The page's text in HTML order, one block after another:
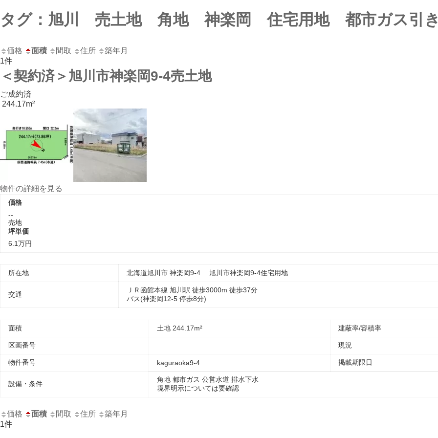
コ
ン
ツ
へ
ス
ッ
プ
ナ
ビ
シ
ョ
ン
移
動
タグ：旭川 売土地 角地 神楽岡 住宅用地 都市ガス引き
価格 面積 間取 住所
築年月
1件
＜契約済＞旭川市神楽岡9-4売土地
ご成約済
244.17m²
物件の詳細を見る
価格
--
売地
坪単価
6.1万円
所在地 北海道旭川市 神楽岡9-4 旭川市神楽岡9-4住宅用地
交通
ＪＲ函館本線 旭川駅 徒歩3000m 徒歩37分
バス(神楽岡12-5 停歩8分)
面積 土地 244.17m² 建蔽率/容積率
区画番号 現況
物件番号 kaguraoka9-4 掲載期限日
設備・条件
角地 都市ガス 公営水道 排水下水
境界明示については要確認
価格 面積 間取 住所
築年月
1件